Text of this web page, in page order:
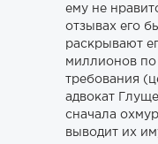
ему не
отзывах его
раскрывают
миллионов по
требования
адвокат
сначала
выводит их